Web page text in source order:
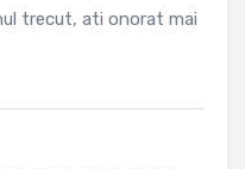
trecut, ati onorat mai